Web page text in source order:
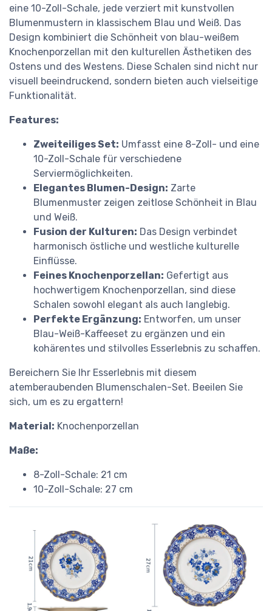
eine 10-Zoll-Schale, jede verziert mit kunstvollen
Blumenmustern in klassischem Blau und Weiß. Das
Design kombiniert die Schönheit von blau-weißem
Knochenporzellan mit den kulturellen Ästhetiken des
Ostens und des Westens. Diese Schalen sind nicht nur
visuell beeindruckend, sondern bieten auch vielseitige
Funktionalität.
Features:
Zweiteiliges Set: Umfasst eine 8-Zoll- und eine
10-Zoll-Schale für verschiedene
Serviermöglichkeiten.
Elegantes Blumen-Design: Zarte
Blumenmuster zeigen zeitlose Schönheit in Blau
und Weiß.
Fusion der Kulturen: Das Design verbindet
harmonisch östliche und westliche kulturelle
Einflüsse.
Feines Knochenporzellan: Gefertigt aus
hochwertigem Knochenporzellan, sind diese
Schalen sowohl elegant als auch langlebig.
Perfekte Ergänzung: Entworfen, um unser
Blau-Weiß-Kaffeeset zu ergänzen und ein
kohärentes und stilvolles Esserlebnis zu schaffen.
Bereichern Sie Ihr Esserlebnis mit diesem
atemberaubenden Blumenschalen-Set. Beeilen Sie
sich, um es zu ergattern!
Material: Knochenporzellan
Maße:
8-Zoll-Schale: 21 cm
10-Zoll-Schale: 27 cm